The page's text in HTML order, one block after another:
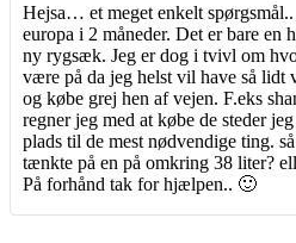
Hejsa… et meget enkelt
europa i 2 måneder. Det er bare en
ny rygsæk. Jeg er dog i tvivl om
være på da jeg helst vil have så
og købe grej hen af vejen. F.eks
regner jeg med at købe de steder
plads til de mest nødvendige ting.
tænkte på en på omkring 38 liter?
På forhånd tak for hjælpen.. 🙂